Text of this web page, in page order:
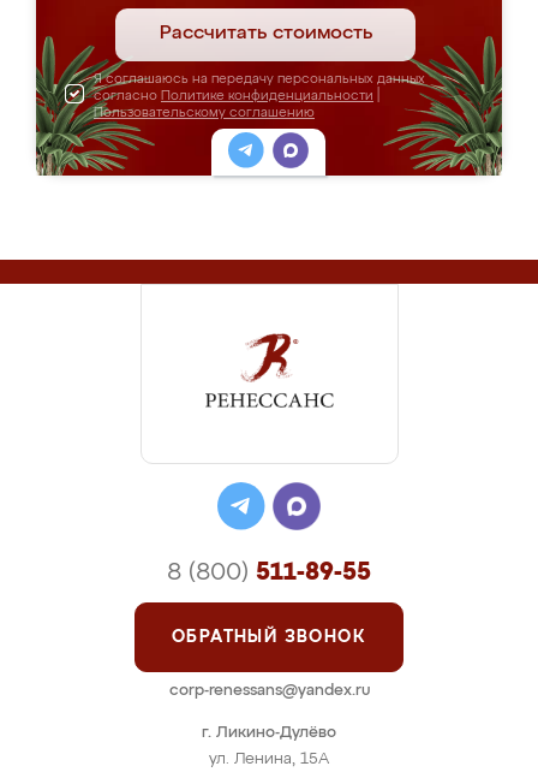
Рассчитать стоимость
Я соглашаюсь на передачу персональных данных
согласно Политике конфиденциальности
Пользовательскому соглашению
г. Ликино-Дулёво
ул. Ленина, 15А
8 (800) 511-89-55
ОБРАТНЫЙ ЗВОНОК
corp-renessans@yandex.ru